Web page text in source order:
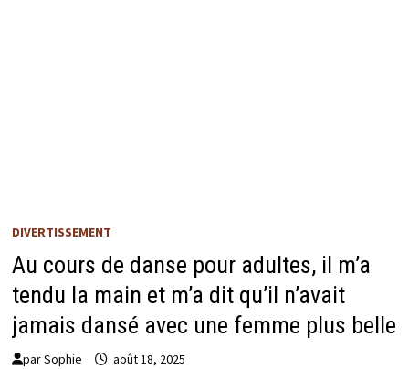
DIVERTISSEMENT
Au cours de danse pour adultes, il m’a
tendu la main et m’a dit qu’il n’avait
jamais dansé avec une femme plus belle
parSophie août 18, 2025